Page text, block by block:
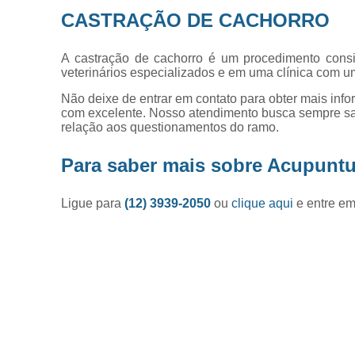
CASTRAÇÃO DE CACHORRO
A castração de cachorro é um procedimento
veterinários especializados e em uma clínica com
Não deixe de entrar em contato para obter mais
com excelente. Nosso atendimento busca sempre
relação aos questionamentos do ramo.
Para saber mais sobre
Ligue para(12) 3939-2050ouclique aqui e entre